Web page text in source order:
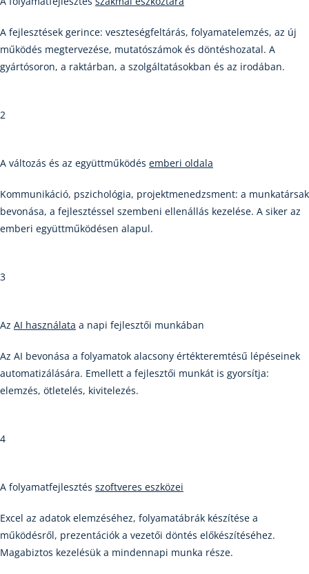
A fejlesztések gerince: veszteségfeltárás, folyamatelemzés, az új
működés megtervezése, mutatószámok és döntéshozatal. A
gyártósoron, a raktárban, a szolgáltatásokban és az irodában.
2
A változás és az együttműködés emberi oldala
Kommunikáció, pszichológia, projektmenedzsment: a munkatársak
bevonása, a fejlesztéssel szembeni ellenállás kezelése. A siker az
emberi együttműködésen alapul.
3
Az AI használata a napi fejlesztői munkában
Az AI bevonása a folyamatok alacsony értékteremtésű lépéseinek
automatizálására. Emellett a fejlesztői munkát is gyorsítja:
elemzés, ötletelés, kivitelezés.
4
A folyamatfejlesztés szoftveres eszközei
Excel az adatok elemzéséhez, folyamatábrák készítése a
működésről, prezentációk a vezetői döntés előkészítéséhez.
Magabiztos kezelésük a mindennapi munka része.